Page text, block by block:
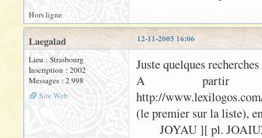
Hors ligne
12-11-2005 16:06
Laegalad
Lieu : Strasbourg
Inscription : 2002
Messages : 2 998
Site Web
Juste quelques
A partir
http://
(le premier sur la liste),
JOYAU ][ pl.